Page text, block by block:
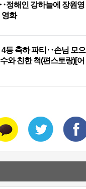
정해인 강하늘에 장원영
영화
4등 축하 파티‥손님 모으
와 친한 척(편스토랑)[어